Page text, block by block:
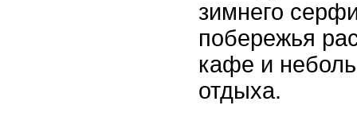
зимнего
побережья
кафе и
отдыха.